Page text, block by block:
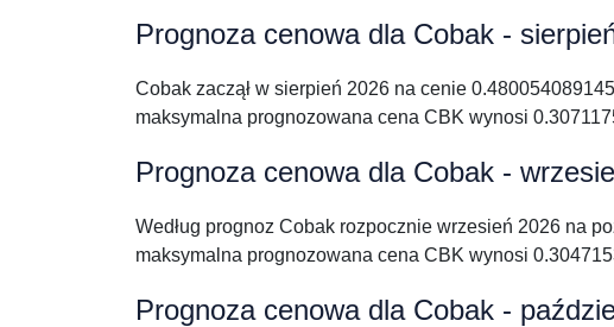
Prognoza cenowa dla Cobak -
Cobak zaczął w sierpień 2026 na cenie
maksymalna prognozowana cena CBK wynosi
Prognoza cenowa dla Cobak -
Według prognoz Cobak rozpocznie wrzesień 2026 na
maksymalna prognozowana cena CBK wynosi
Prognoza cenowa dla Cobak -